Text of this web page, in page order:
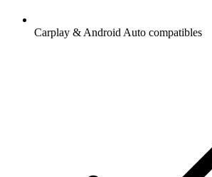
Carplay & Android Auto compatibles